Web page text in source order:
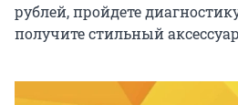
рублей, пройдете
получите стильный